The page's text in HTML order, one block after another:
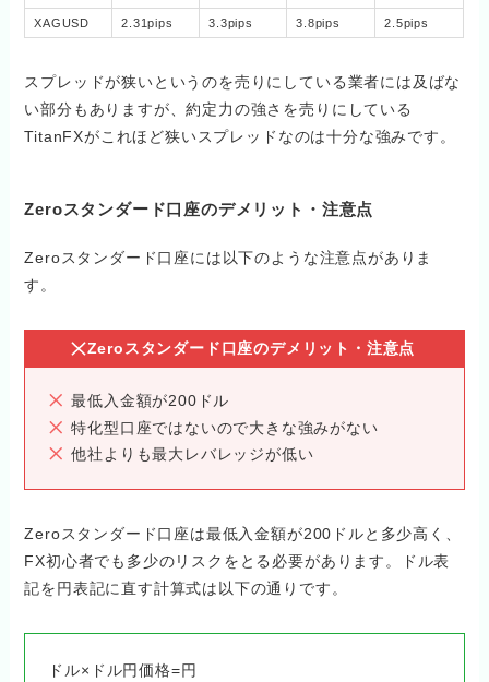
XAGUSD 2.31pips 3.3pips 3.8pips 2.5pips
スプレッドが狭いというのを売りにしている業者には及ばな
い部分もありますが、約定力の強さを売りにしている
TitanFXがこれほど狭いスプレッドなのは十分な強みです。
Zeroスタンダード口座のデメリット・注意点
Zeroスタンダード口座には以下のような注意点がありま
す。
Zeroスタンダード口座のデメリット・注意点
最低入金額が200ドル
特化型口座ではないので大きな強みがない
他社よりも最大レバレッジが低い
Zeroスタンダード口座は最低入金額が200ドルと多少高く、
FX初心者でも多少のリスクをとる必要があります。ドル表
記を円表記に直す計算式は以下の通りです。
ドル×ドル円価格=円